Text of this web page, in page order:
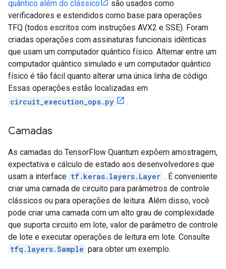
quântico além do clássico
são usados ​​como
verificadores e estendidos como base para operações
TFQ (todos escritos com instruções AVX2 e SSE). Foram
criadas operações com assinaturas funcionais idênticas
que usam um computador quântico físico. Alternar entre um
computador quântico simulado e um computador quântico
físico é tão fácil quanto alterar uma única linha de código.
Essas operações estão localizadas em
circuit_execution_ops.py
.
Camadas
As camadas do TensorFlow Quantum expõem amostragem,
expectativa e cálculo de estado aos desenvolvedores que
usam a interface tf.keras.layers.Layer . É conveniente
criar uma camada de circuito para parâmetros de controle
clássicos ou para operações de leitura. Além disso, você
pode criar uma camada com um alto grau de complexidade
que suporta circuito em lote, valor de parâmetro de controle
de lote e executar operações de leitura em lote. Consulte
tfq.layers.Sample para obter um exemplo.